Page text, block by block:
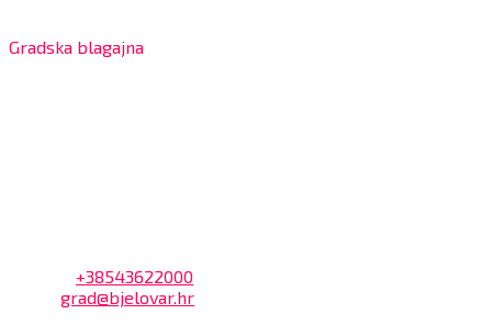
Gradska blagajna
+38543622000
grad@bjelovar.hr